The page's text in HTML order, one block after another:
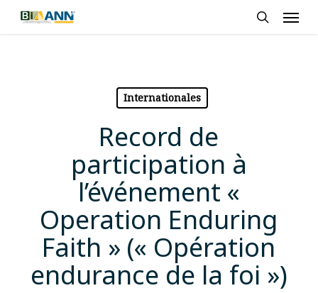
Skip
Internationales
Record de
participation à
l’événement «
Operation Enduring
Faith » (« Opération
endurance de la foi »)